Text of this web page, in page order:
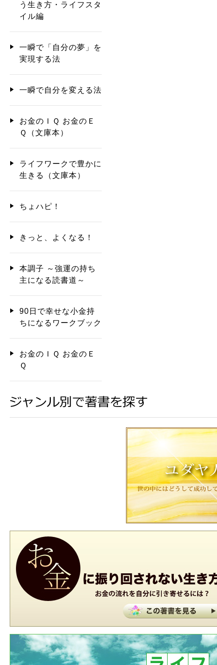
う生き方・ライフスタ
イル編
一瞬で「自分の夢」を
実現する法
一瞬で自分を変える法
お金のＩＱ お金のＥ
Ｑ（文庫本）
ライフワークで豊かに
生きる（文庫本）
ちょハピ！
きっと、よくなる！
本調子 ～強運の持ち
主になる読書道～
90日で幸せな小金持
ちになるワークブック
お金のＩＱ お金のＥ
Ｑ